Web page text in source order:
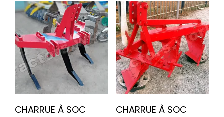
CHARRUE À SOC CHARRUE À SOC